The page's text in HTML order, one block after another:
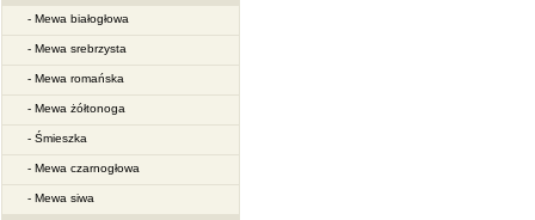
- Mewa białogłowa
- Mewa srebrzysta
- Mewa romańska
- Mewa żółtonoga
- Śmieszka
- Mewa czarnogłowa
- Mewa siwa